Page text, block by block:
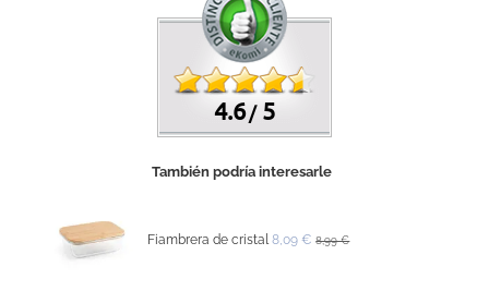
4.6 /5
También podría interesarle
Fiambrera de cristal 8,09 € 8,99 €